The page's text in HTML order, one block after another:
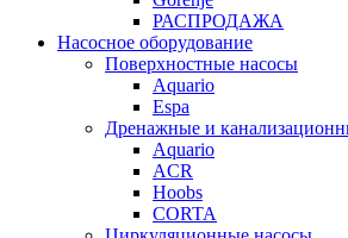
РАСПРОДАЖА
Насосное оборудование
Поверхностные насосы
Aquario
Espa
Дренажные и
Aquario
ACR
Hoobs
CORTA